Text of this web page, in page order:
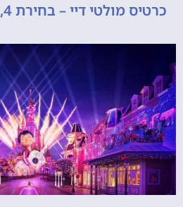
כרטיס מולטי דיי – בחירת 2,3,4 ימים בדיסנילנד